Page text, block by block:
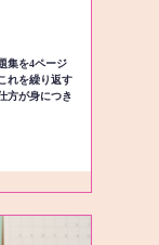
集を4ページ
れを繰り返す
方が身につき